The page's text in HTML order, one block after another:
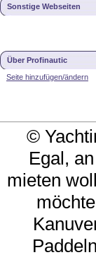
Sonstige Webseiten
Über Profinautic
Seite hinzufügen/ändern
©
Egal,
mieten